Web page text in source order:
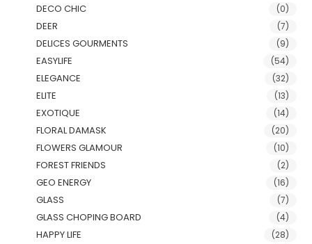
DECO CHIC (0)
DEER (7)
DELICES GOURMENTS (9)
EASYLIFE (54)
ELEGANCE (32)
ELITE (13)
EXOTIQUE (14)
FLORAL DAMASK (20)
FLOWERS GLAMOUR (10)
FOREST FRIENDS (2)
GEO ENERGY (16)
GLASS (7)
GLASS CHOPING BOARD (4)
HAPPY LIFE (28)